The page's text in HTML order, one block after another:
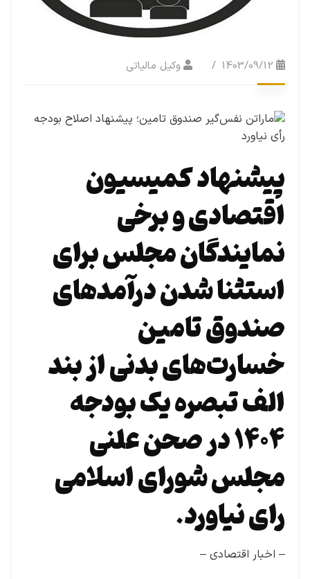
1403/09/12 وکیل مالیاتی
پیشنهاد کمیسیون
اقتصادی و برخی
نمایندگان مجلس برای
استثنا شدن درآمدهای
صندوق تامین
خسارت‌های بدنی از بند
الف تبصره یک بودجه
۱۴۰۴ در صحن علنی
مجلس شورای اسلامی
رای نیاورد.
– اخبار اقتصادی –